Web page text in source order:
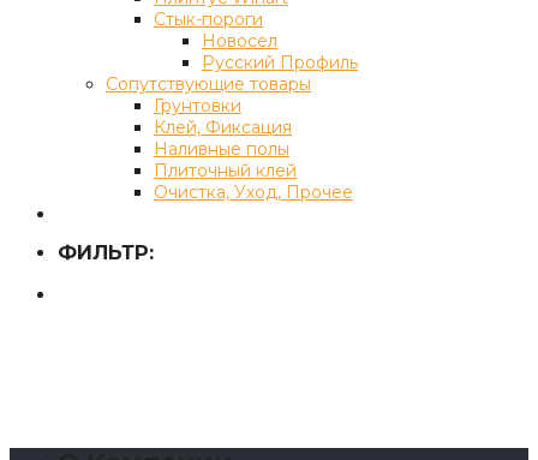
Стык-пороги
Новосел
Русский Профиль
Сопутствующие товары
Грунтовки
Клей, Фиксация
Наливные полы
Плиточный клей
Очистка, Уход, Прочее
ФИЛЬТР: